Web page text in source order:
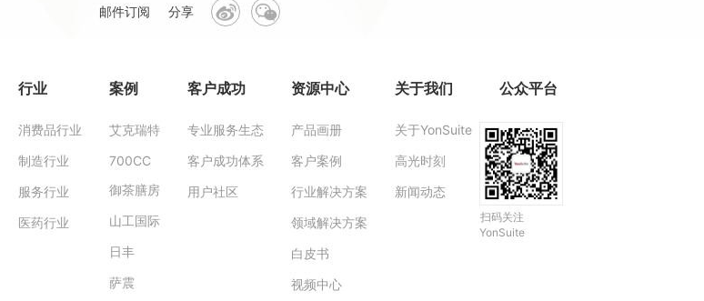
邮件订阅 分享
行业
消费品行业
制造行业
服务行业
医药行业
案例
艾克瑞特
700CC
御茶膳房
山工国际
日丰
萨震
客户成功
专业服务生态
客户成功体系
用户社区
资源中心
产品画册
客户案例
行业解决方案
领域解决方案
白皮书
视频中心
关于我们
关于YonSuite
高光时刻
新闻动态
公众平台
扫码关注
YonSuite